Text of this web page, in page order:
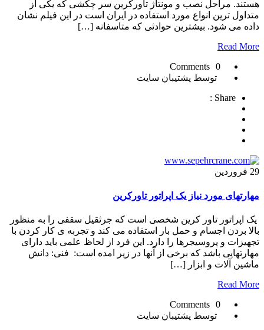
هستند. مراحل نصب و مونتاژ تاورکرین سر چکشی که یکی از
متداول ترین انواع مورد استفاده در ایران است در این فیلم نشان
داده می شود. بیشترین حوادثی که متاسفانه […]
Read More
0 Comments
توسط پشتیبان سایت
Share :
29 فروردین
مهارتهای مورد نیاز یک اپراتور تاورکرین
یک اپراتور تاور کرین شخصی است که جرثقیل سقفی را به منظور
بالا بردن اجسام و حمل بار استفاده می کند و تجربه ی کار کردن با
تجهیزات و پروسیجرها را دارد. این فرد از لحاظ علمی باید دارای
مهارتهایی باشد که برخی از آنها در زیر امده است: فنی: دانش
ماشین آلات و ابزار […]
Read More
0 Comments
توسط پشتیبان سایت